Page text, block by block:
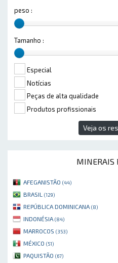
peso :
Tamanho :
Especial
Notícias
Peças de alta qualidade
Produtos profissionais
Veja os
MINERAIS
AFEGANISTÃO (44)
BRASIL (129)
REPÚBLICA DOMINICANA (8)
INDONÉSIA (84)
MARROCOS (353)
MÉXICO (51)
PAQUISTÃO (67)